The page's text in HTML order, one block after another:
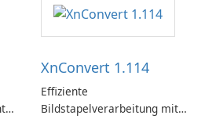
users capture, organize, and
access information across
XnConvert 1.114
Effiziente
Bildstapelverarbeitung mit